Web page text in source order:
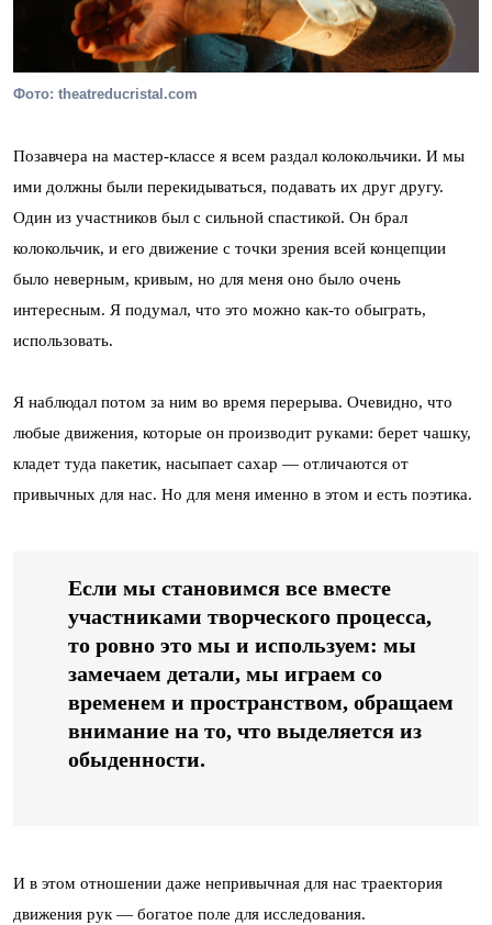
Фото: theatreducristal.com
Позавчера на мастер-классе я всем раздал колокольчики. И мы
ими должны были перекидываться, подавать их друг другу.
Один из участников был с сильной спастикой. Он брал
колокольчик, и его движение с точки зрения всей концепции
было неверным, кривым, но для меня оно было очень
интересным. Я подумал, что это можно как-то обыграть,
использовать.
Я наблюдал потом за ним во время перерыва. Очевидно, что
любые движения, которые он производит руками: берет чашку,
кладет туда пакетик, насыпает сахар — отличаются от
привычных для нас. Но для меня именно в этом и есть поэтика.
Если мы становимся все вместе
участниками творческого процесса,
то ровно это мы и используем: мы
замечаем детали, мы играем со
временем и пространством, обращаем
внимание на то, что выделяется из
обыденности.
И в этом отношении даже непривычная для нас траектория
движения рук — богатое поле для исследования.